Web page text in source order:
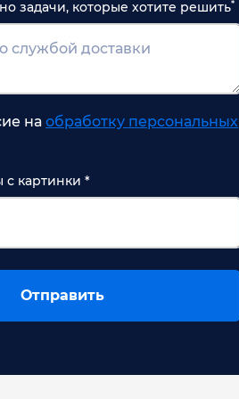
задачи, которые хотите решить*
наобработку персональных
картинки *
Отправить